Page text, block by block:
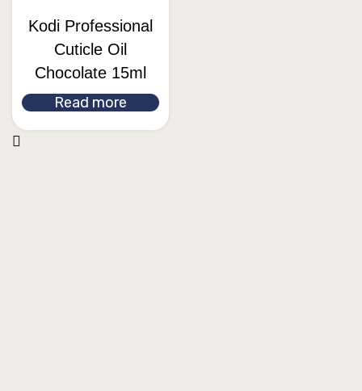
Kodi Professional
Cuticle Oil
Chocolate 15ml
Read more